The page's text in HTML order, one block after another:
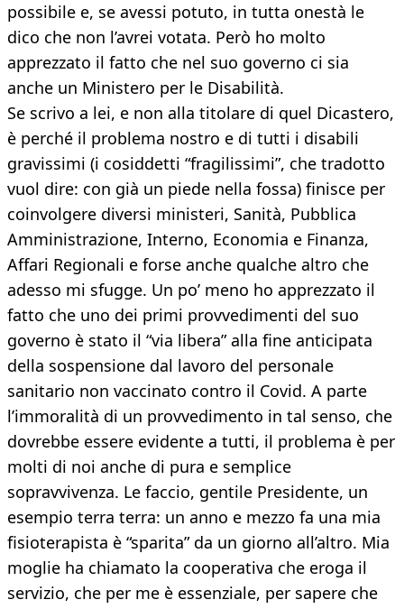
possibile e, se avessi potuto, in tutta onestà le
dico che non l’avrei votata. Però ho molto
apprezzato il fatto che nel suo governo ci sia
anche un Ministero per le Disabilità.
Se scrivo a lei, e non alla titolare di quel Dicastero,
è perché il problema nostro e di tutti i disabili
gravissimi (i cosiddetti “fragilissimi”, che tradotto
vuol dire: con già un piede nella fossa) finisce per
coinvolgere diversi ministeri, Sanità, Pubblica
Amministrazione, Interno, Economia e Finanza,
Affari Regionali e forse anche qualche altro che
adesso mi sfugge. Un po’ meno ho apprezzato il
fatto che uno dei primi provvedimenti del suo
governo è stato il “via libera” alla fine anticipata
della sospensione dal lavoro del personale
sanitario non vaccinato contro il Covid. A parte
l’immoralità di un provvedimento in tal senso, che
dovrebbe essere evidente a tutti, il problema è per
molti di noi anche di pura e semplice
sopravvivenza. Le faccio, gentile Presidente, un
esempio terra terra: un anno e mezzo fa una mia
fisioterapista è “sparita” da un giorno all’altro. Mia
moglie ha chiamato la cooperativa che eroga il
servizio, che per me è essenziale, per sapere che